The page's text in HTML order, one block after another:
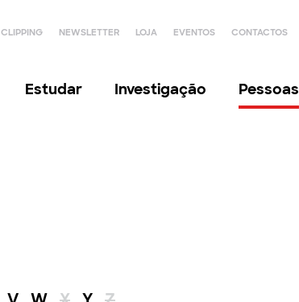
CLIPPING NEWSLETTER LOJA EVENTOS CONTACTOS
Estudar Investigação Pessoas